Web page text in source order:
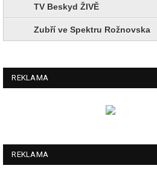
TV Beskyd ŽIVĚ
Zubří ve Spektru Rožnovska
REKLAMA
REKLAMA